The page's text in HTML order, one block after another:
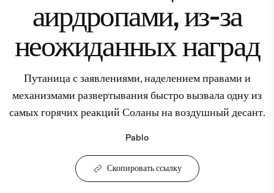
аирдропами, из-за
неожиданных наград
Путаница с заявлениями, наделением правами и
механизмами развертывания быстро вызвала одну из
самых горячих реакций Соланы на воздушный десант.
Pablo
Скопировать ссылку